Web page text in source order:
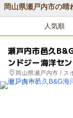
岡山県瀬戸内市の晴
人気順
瀬戸内市邑久
ンドジー海洋セン
岡山県瀬戸内市 / ス